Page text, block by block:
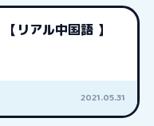
リアル中国語 】
2021.05.31